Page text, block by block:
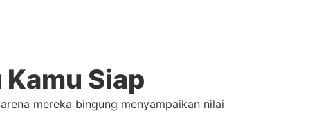
Siap
mereka bingung menyampaikan nilai